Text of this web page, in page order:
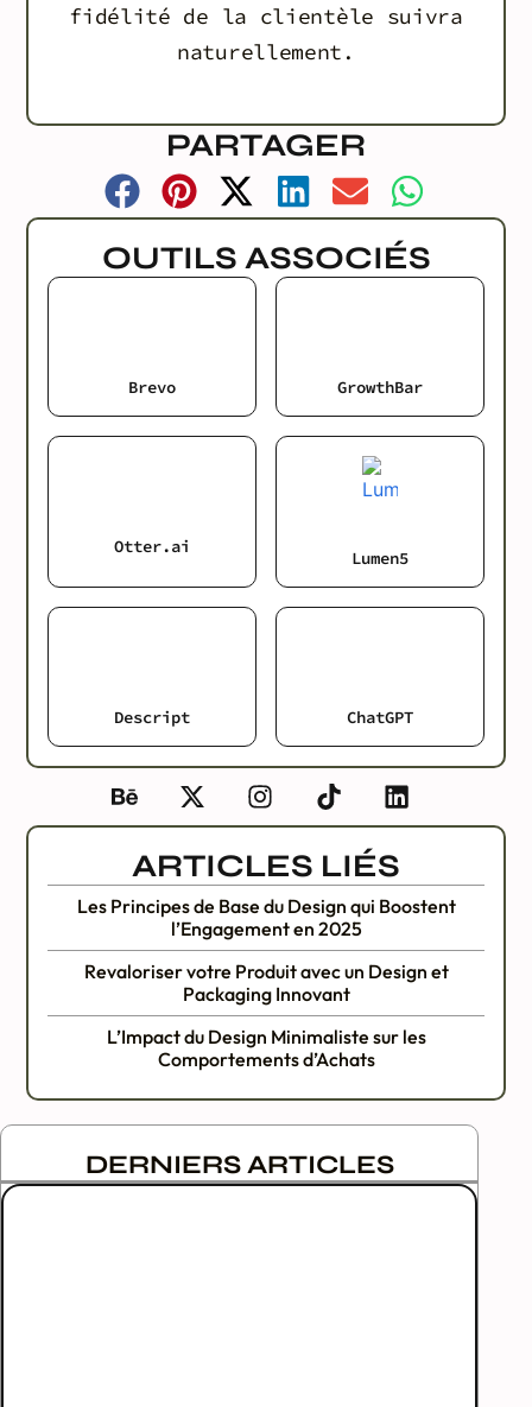
fidélité de la clientèle suivra
naturellement.
PARTAGER
OUTILS ASSOCIÉS
Brevo GrowthBar
Otter.ai
Lumen5
Descript ChatGPT
ARTICLES LIÉS
Les Principes de Base du Design qui Boostent
l’Engagement en 2025
Revaloriser votre Produit avec un Design et
Packaging Innovant
L’Impact du Design Minimaliste sur les
Comportements d’Achats
DERNIERS ARTICLES